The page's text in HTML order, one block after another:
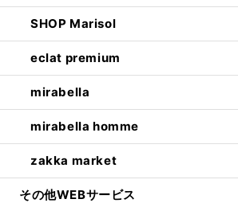
SHOP Marisol
eclat premium
mirabella
mirabella homme
zakka market
その他WEBサービス